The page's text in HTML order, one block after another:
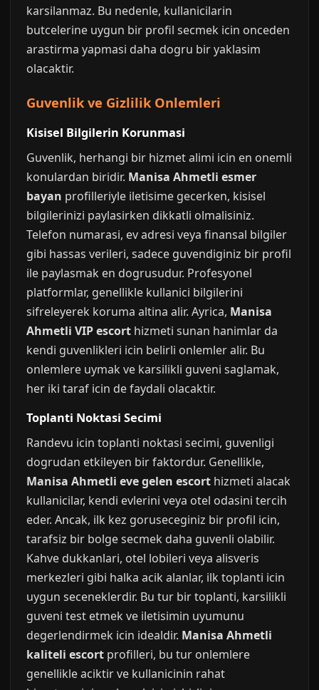
karsilanmaz. Bu nedenle, kullanicilarin
butcelerine uygun bir profil secmek icin onceden
arastirma yapmasi daha dogru bir yaklasim
olacaktir.
Guvenlik ve Gizlilik Onlemleri
Kisisel Bilgilerin Korunmasi
Guvenlik, herhangi bir hizmet alimi icin en onemli
konulardan biridir. Manisa Ahmetli esmer
bayan profilleriyle iletisime gecerken, kisisel
bilgilerinizi paylasirken dikkatli olmalisiniz.
Telefon numarasi, ev adresi veya finansal bilgiler
gibi hassas verileri, sadece guvendiginiz bir profil
ile paylasmak en dogrusudur. Profesyonel
platformlar, genellikle kullanici bilgilerini
sifreleyerek koruma altina alir. Ayrica, Manisa
Ahmetli VIP escort hizmeti sunan hanimlar da
kendi guvenlikleri icin belirli onlemler alir. Bu
onlemlere uymak ve karsilikli guveni saglamak,
her iki taraf icin de faydali olacaktir.
Toplanti Noktasi Secimi
Randevu icin toplanti noktasi secimi, guvenligi
dogrudan etkileyen bir faktordur. Genellikle,
Manisa Ahmetli eve gelen escort hizmeti alacak
kullanicilar, kendi evlerini veya otel odasini tercih
eder. Ancak, ilk kez goruseceginiz bir profil icin,
tarafsiz bir bolge secmek daha guvenli olabilir.
Kahve dukkanlari, otel lobileri veya alisveris
merkezleri gibi halka acik alanlar, ilk toplanti icin
uygun seceneklerdir. Bu tur bir toplanti, karsilikli
guveni test etmek ve iletisimin uyumunu
degerlendirmek icin idealdir. Manisa Ahmetli
kaliteli escort profilleri, bu tur onlemlere
genellikle aciktir ve kullanicinin rahat